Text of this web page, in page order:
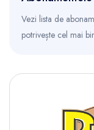
Vezi lista de
potrivește cel mai